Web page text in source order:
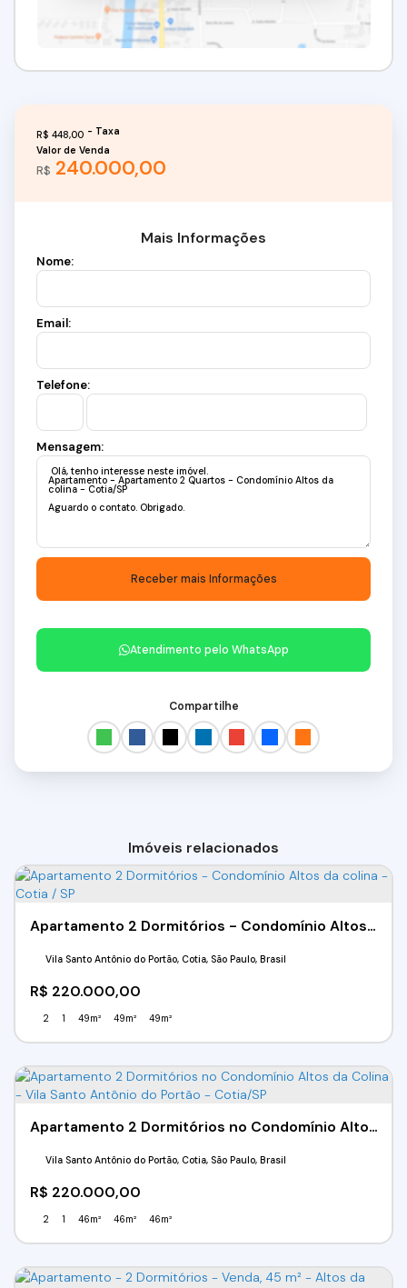
R$ 240.000,00
Valor de Venda
R$ 448,00
Mais Informações
Nome:
Email:
Telefone:
Mensagem:
Atendimento pelo WhatsApp
Compartilhe
Imóveis relacionados
Apartamento 2 Dormitórios - Condomínio Altos da colina - Cotia / SP
R$ 220.000,00
Vila Santo Antônio do Portão, Cotia, São Paulo, Brasil
2 1 49m² 49m² 49m²
Apartamento 2 Dormitórios no Condomínio Altos da Colina - Vila Santo Antônio do Portão - Cotia/SP
R$ 220.000,00
Vila Santo Antônio do Portão, Cotia, São Paulo, Brasil
2 1 46m² 46m² 46m²